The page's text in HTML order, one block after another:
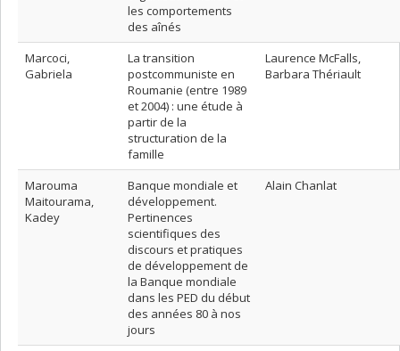
les comportements
des aînés
Marcoci,
Gabriela
La transition
postcommuniste en
Roumanie (entre 1989
et 2004) : une étude à
partir de la
structuration de la
famille
Laurence McFalls,
Barbara Thériault
Marouma
Maitourama,
Kadey
Banque mondiale et
développement.
Pertinences
scientifiques des
discours et pratiques
de développement de
la Banque mondiale
dans les PED du début
des années 80 à nos
jours
Alain Chanlat